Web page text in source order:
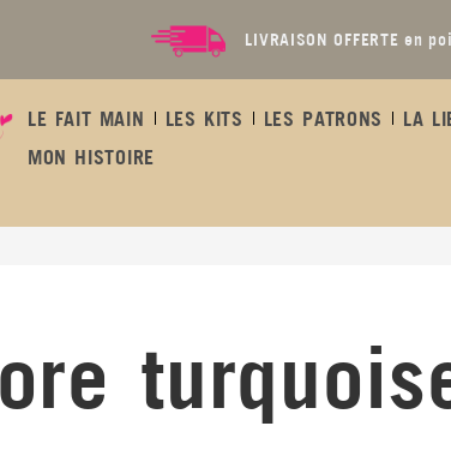
LIVRAISON OFFERTE en
LE FAIT MAIN LES KITS LES PATRONS LA
MON HISTOIRE